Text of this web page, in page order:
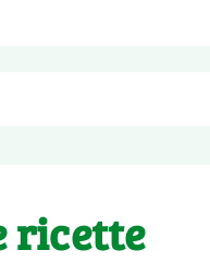
ricette